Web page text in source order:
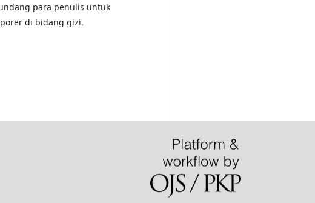
para penulis untuk
di bidang gizi.